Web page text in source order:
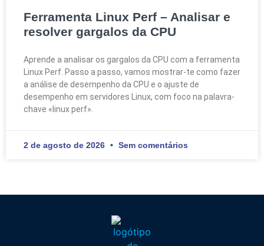
Ferramenta Linux Perf – Analisar e
resolver gargalos da CPU
Aprende a analisar os gargalos da CPU com a ferramenta
Linux Perf. Passo a passo, vamos mostrar-te como fazer
a análise de desempenho da CPU e o ajuste de
desempenho em servidores Linux, com foco na palavra-
chave «linux perf».
2 de agosto de 2026 Sem comentários